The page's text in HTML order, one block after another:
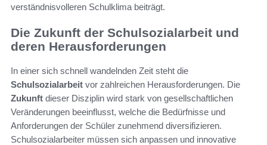
verständnisvolleren Schulklima beiträgt.
Die Zukunft der Schulsozialarbeit und
deren Herausforderungen
In einer sich schnell wandelnden Zeit steht die
Schulsozialarbeit vor zahlreichen Herausforderungen. Die
Zukunft dieser Disziplin wird stark von gesellschaftlichen
Veränderungen beeinflusst, welche die Bedürfnisse und
Anforderungen der Schüler zunehmend diversifizieren.
Schulsozialarbeiter müssen sich anpassen und innovative